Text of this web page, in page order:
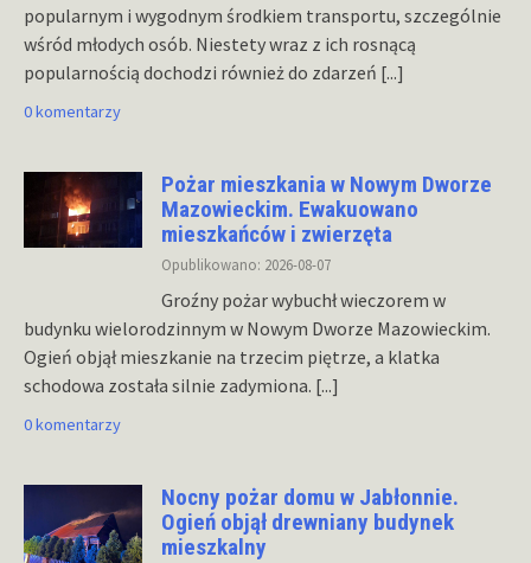
popularnym i wygodnym środkiem transportu, szczególnie
wśród młodych osób. Niestety wraz z ich rosnącą
popularnością dochodzi również do zdarzeń [...]
0 komentarzy
Pożar mieszkania w Nowym Dworze
Mazowieckim. Ewakuowano
mieszkańców i zwierzęta
Opublikowano: 2026-08-07
Groźny pożar wybuchł wieczorem w
budynku wielorodzinnym w Nowym Dworze Mazowieckim.
Ogień objął mieszkanie na trzecim piętrze, a klatka
schodowa została silnie zadymiona. [...]
0 komentarzy
Nocny pożar domu w Jabłonnie.
Ogień objął drewniany budynek
mieszkalny